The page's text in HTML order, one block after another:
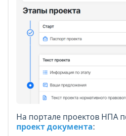
На портале проектов НПА
проект документа: